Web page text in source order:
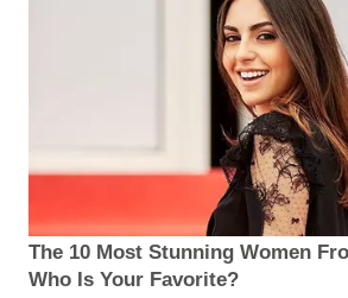
The 10 Most Stunning Women
Who Is Your Favorite?